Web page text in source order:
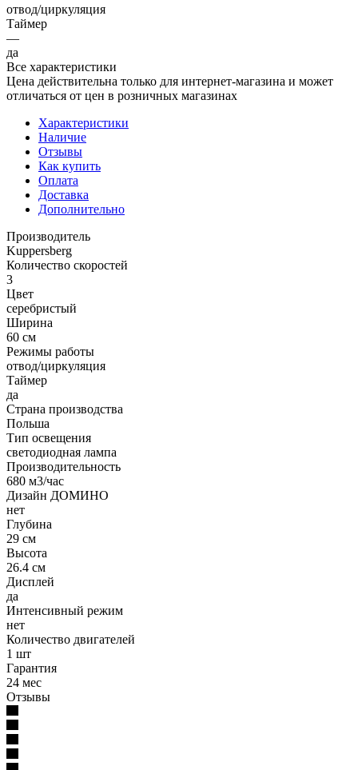
отвод/циркуляция
Таймер
—
да
Все характеристики
Цена действительна только для интернет-магазина и может
отличаться от цен в розничных магазинах
Характеристики
Наличие
Отзывы
Как купить
Оплата
Доставка
Дополнительно
Производитель
Kuppersberg
Количество скоростей
3
Цвет
серебристый
Ширина
60 см
Режимы работы
отвод/циркуляция
Таймер
да
Страна производства
Польша
Тип освещения
светодиодная лампа
Производительность
680 м3/час
Дизайн ДОМИНО
нет
Глубина
29 см
Высота
26.4 см
Дисплей
да
Интенсивный режим
нет
Количество двигателей
1 шт
Гарантия
24 мес
Отзывы